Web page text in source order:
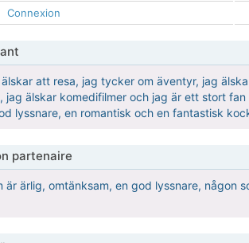
Connexion
att resa, jag tycker om äventyr, jag
jag älskar komedifilmer och jag är ett stort
lyssnare, en romantisk och en fantastisk
partenaire
ärlig, omtänksam, en god lyssnare, någon